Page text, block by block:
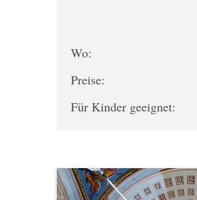
Wo:
Preise:
Für Kinder geeignet: